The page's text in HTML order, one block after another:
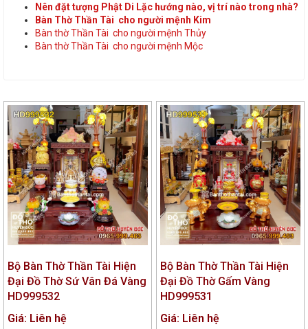
Nên đặt tượng Phật Di Lặc hướng nào, vị trí nào trong nhà?
Bàn Thờ Thần Tài cho người mệnh Kim
Bàn thờ Thần Tài cho người mệnh Thủy
Bàn thờ Thần Tài cho người mệnh Mộc
Bộ Bàn Thờ Thần Tài Hiện
Đại Đồ Thờ Sứ Vân Đá Vàng
HD999532
Giá: Liên hệ
Bộ Bàn Thờ Thần Tài Hiện
Đại Đồ Thờ Gấm Vàng
HD999531
Giá: Liên hệ